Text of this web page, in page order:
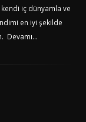
kendi iç dünyamla ve
en iyi şekilde
Devamı...